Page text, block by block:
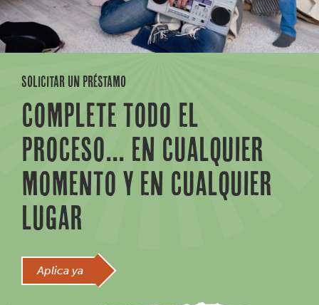
SOLICITAR UN PRÉSTAMO
COMPLETE TODO EL
PROCESO... EN CUALQUIER
MOMENTO Y EN CUALQUIER
LUGAR
Aplica ya